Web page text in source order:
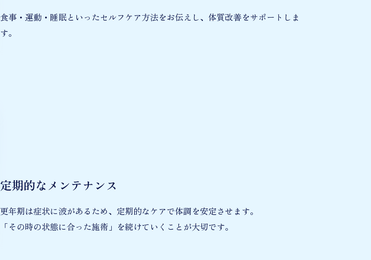
食事・運動・睡眠といったセルフケア方法をお伝えし、体質改善をサポートしま
す。
定期的なメンテナンス
更年期は症状に波があるため、定期的なケアで体調を安定させます。
「その時の状態に合った施術」を続けていくことが大切です。